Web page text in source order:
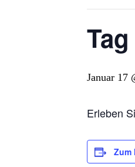
Januar 17
Erleben
Zum